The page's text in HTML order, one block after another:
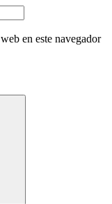
en este navegador